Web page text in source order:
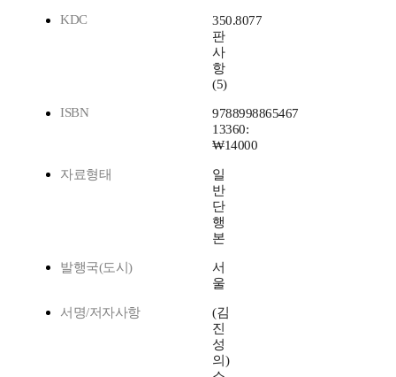
KDC
350.8077
판
사
항
(5)
ISBN
9788998865467
13360:
₩14000
자료형태
일
반
단
행
본
발행국(도시)
서
울
서명/저자사항
(김
진
성
의)